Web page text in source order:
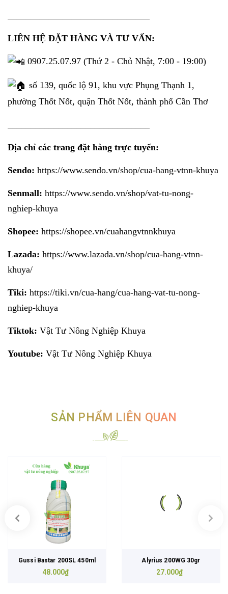
LIÊN HỆ ĐẶT HÀNG VÀ TƯ VẤN:
0907.25.07.97 (Thứ 2 - Chủ Nhật, 7:00 - 19:00)
số 139, quốc lộ 91, khu vực Phụng Thạnh 1,
phường Thốt Nốt, quận Thốt Nốt, thành phố Cần Thơ
Địa chỉ các trang đặt hàng trực tuyến:
Sendo: https://www.sendo.vn/shop/cua-hang-vtnn-khuya
Senmall: https://www.sendo.vn/shop/vat-tu-nong-
nghiep-khuya
Shopee: https://shopee.vn/cuahangvtnnkhuya
Lazada: https://www.lazada.vn/shop/cua-hang-vtnn-
khuya/
Tiki: https://tiki.vn/cua-hang/cua-hang-vat-tu-nong-
nghiep-khuya
Tiktok: Vật Tư Nông Nghiệp Khuya
Youtube: Vật Tư Nông Nghiệp Khuya
SẢN PHẨM LIÊN QUAN
Gussi Bastar 200SL 450ml
48.000₫
Alyrius 200WG 30gr
27.000₫